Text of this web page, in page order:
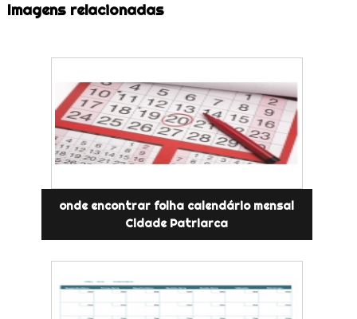
Imagens relacionadas
onde encontrar folha calendário mensal
Cidade Patriarca